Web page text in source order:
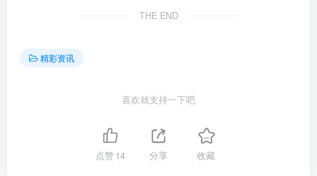
THE END
精彩资讯
喜欢就支持一下吧
点赞14 分享 收藏